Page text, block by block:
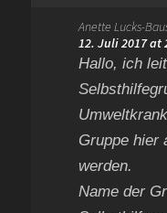
Anette Lucks-
12. Juli 2017 at
Hallo, ich
Gruppe hier
werden.
Name der